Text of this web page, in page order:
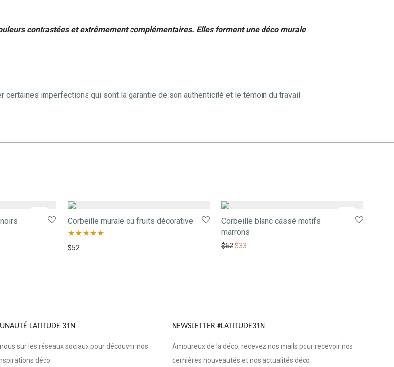
contrastées et extrêmement complémentaires. Elles forment une déco murale
certaines imperfections qui sont la garantie de son authenticité et le témoin du travail
Corbeille murale ou fruits décorative
Note
$52
Corbeille blanc cassé motifs
marrons
$52$33
LATITUDE 31N
sur les réseaux sociaux pour découvrir nos
déco
NEWSLETTER #LATITUDE31N
Amoureux de la déco, recevez nos mails pour recevoir nos
dernières nouveautés et nos actualités déco